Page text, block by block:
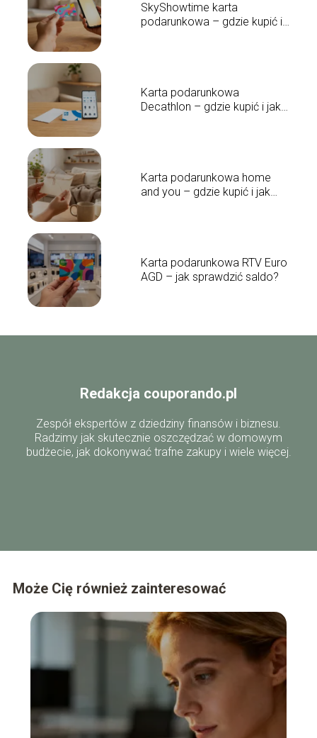
SkyShowtime karta
podarunkowa – gdzie kupić i
Karta podarunkowa
Decathlon – gdzie kupić i jak
Karta podarunkowa home
and you – gdzie kupić i jak
Karta podarunkowa RTV Euro
AGD – jak sprawdzić saldo?
Redakcja couporando.pl
Zespół ekspertów z dziedziny finansów i biznesu.
Radzimy jak skutecznie oszczędzać w domowym
budżecie, jak dokonywać trafne zakupy i wiele więcej.
Może Cię również zainteresować